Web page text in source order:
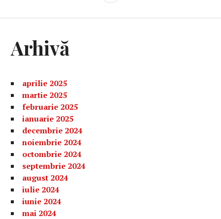
Arhivă
aprilie 2025
martie 2025
februarie 2025
ianuarie 2025
decembrie 2024
noiembrie 2024
octombrie 2024
septembrie 2024
august 2024
iulie 2024
iunie 2024
mai 2024